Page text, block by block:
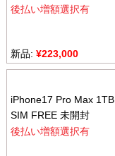
後払い増額選択有
新品: ¥223,000
iPhone17 Pro Max 1TB
SIM FREE 未開封
後払い増額選択有